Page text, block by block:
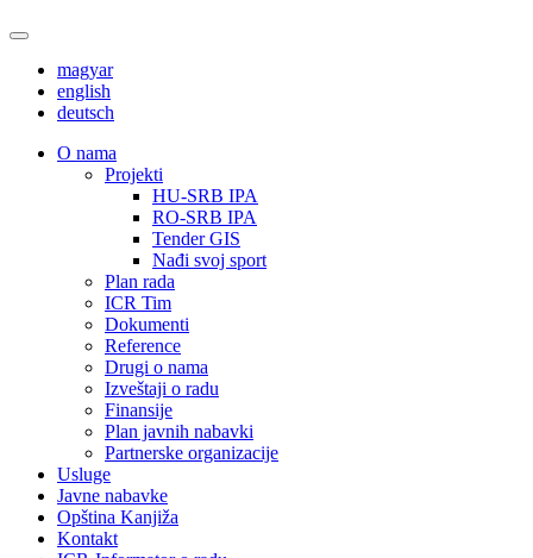
magyar
english
deutsch
О nama
Projekti
HU-SRB IPA
RO-SRB IPA
Tender GIS
Nađi svoj sport
Plan rada
ICR Tim
Dokumenti
Reference
Drugi o nama
Izveštaji o radu
Finansije
Plan javnih nabavki
Partnerske organizacije
Usluge
Javne nabavke
Opština Kanjiža
Kontakt